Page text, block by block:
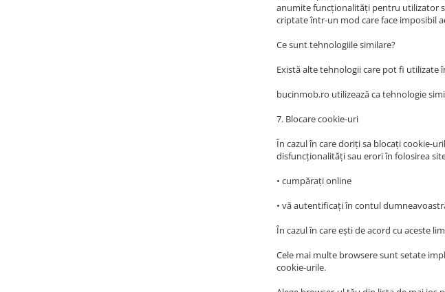
anumite funcționalități pentru utilizator
criptate într-un mod care face imposibil
Ce sunt tehnologiile similare?
Există alte tehnologii care pot fi utilizate
bucinmob.ro utilizează ca tehnologie
7. Blocare cookie-uri
În cazul în care doriți sa blocați cookie-
disfuncționalități sau erori în folosirea
• cumpărați online
• vă autentificați în contul
În cazul în care ești de acord cu aceste
Cele mai multe browsere sunt setate
cookie-urile.